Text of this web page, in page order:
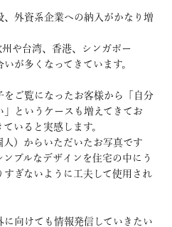
、外資系企業への納入がかなり増
や台湾、香港、シンガポー
が多くなってきています。
をご覧になったお客様から「自分
というケースも増えてきてお
いると実感します。
人）からいただいたお写真です
プルなデザインを住宅の中にう
ぎないように工夫して使用され
向けても情報発信していきたい